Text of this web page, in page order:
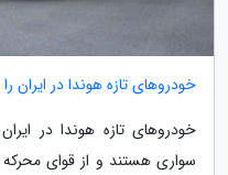
خودروهای تازه هوندا در ایران
خودروهای تازه هوندا در
سواری هستند و از قوای محرکه